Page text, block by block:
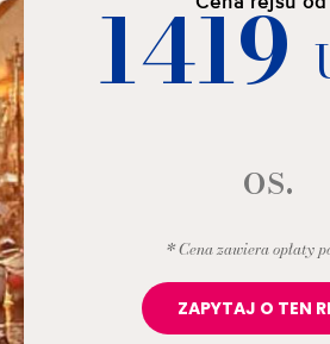
1419
os.
* Cena zawiera opłaty
ZAPYTAJ O TEN